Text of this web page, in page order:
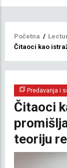
Početna /
Čitaoci kao
Predavanja i
Čitaoci
teoriju